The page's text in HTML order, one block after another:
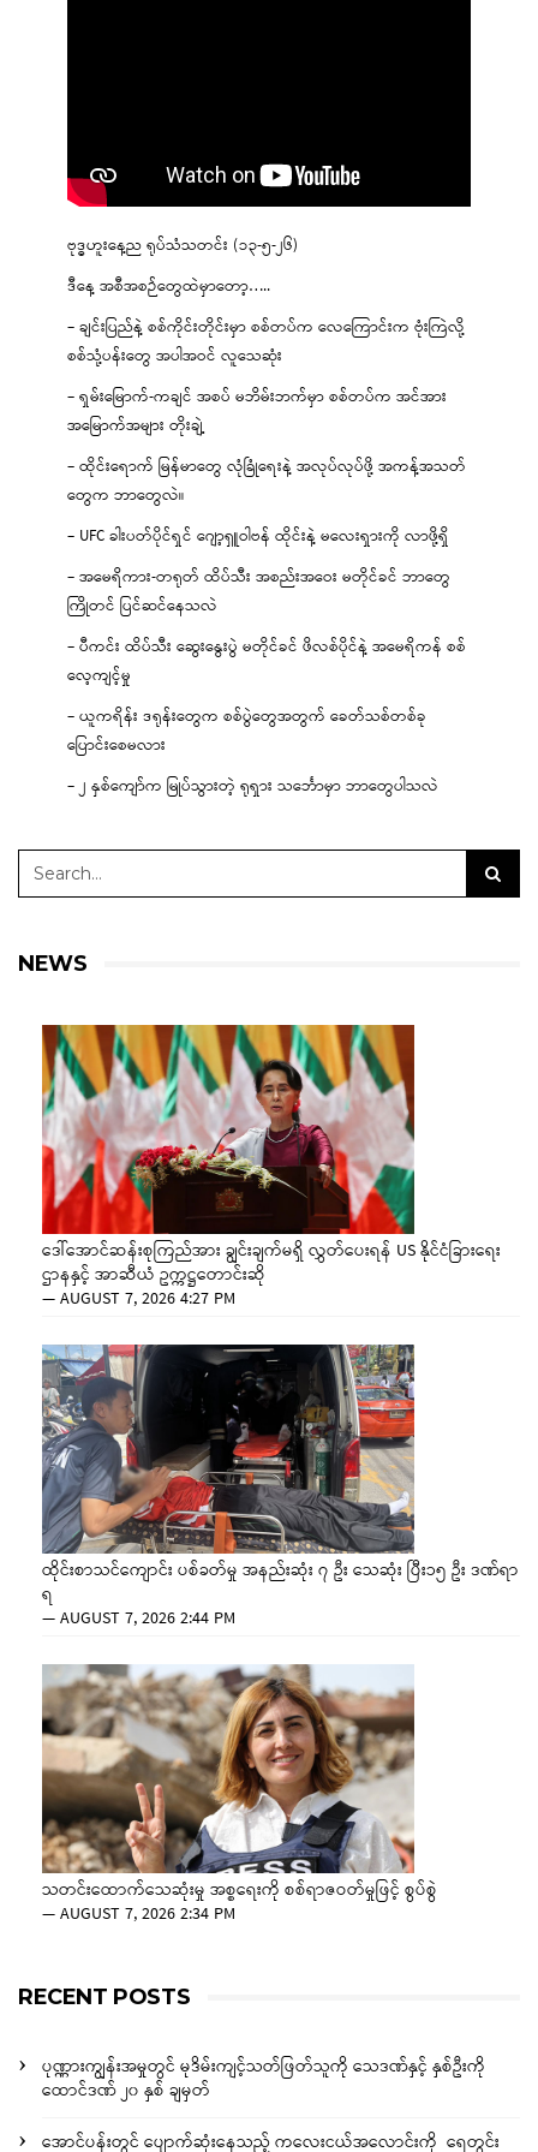
ဗုဒ္ဓဟူးနေ့ည ရုပ်သံသတင်း (၁၃-၅-၂၆)
ဒီနေ့ အစီအစဉ်တွေထဲမှာတော့…..
– ချင်းပြည်နဲ့ စစ်ကိုင်းတိုင်းမှာ စစ်တပ်က လေကြောင်းက ဗုံးကြဲလို့
စစ်သုံ့ပန်းတွေ အပါအဝင် လူသေဆုံး
– ရှမ်းမြောက်-ကချင် အစပ် မဘိမ်းဘက်မှာ စစ်တပ်က အင်အား
အမြောက်အများ တိုးချဲ့
– ထိုင်းရောက် မြန်မာတွေ လုံခြုံရေးနဲ့ အလုပ်လုပ်ဖို့ အကန့်အသတ်
တွေက ဘာတွေလဲ။
– UFC ခါးပတ်ပိုင်ရှင် ဂျော့ရှူဝါဗန် ထိုင်းနဲ့ မလေးရှားကို လာဖို့ရှိ
– အမေရိကား-တရုတ် ထိပ်သီး အစည်းအဝေး မတိုင်ခင် ဘာတွေ
ကြိုတင် ပြင်ဆင်နေသလဲ
– ပီကင်း ထိပ်သီး ဆွေးနွေးပွဲ မတိုင်ခင် ဖိလစ်ပိုင်နဲ့ အမေရိကန် စစ်
လေ့ကျင့်မှု
– ယူကရိန်း ဒရုန်းတွေက စစ်ပွဲတွေအတွက် ခေတ်သစ်တစ်ခု
ပြောင်းစေမလား
– ၂ နှစ်ကျော်က မြုပ်သွားတဲ့ ရုရှား သင်္ဘောမှာ ဘာတွေပါသလဲ
NEWS
ဒေါ်အောင်ဆန်းစုကြည်အား ချွင်းချက်မရှိ လွှတ်ပေးရန် US နိုင်ငံခြားရေး
ဌာနနှင့် အာဆီယံ ဥက္ကဋ္ဌတောင်းဆို
—AUGUST 7, 2026 4:27 PM
ထိုင်းစာသင်ကျောင်း ပစ်ခတ်မှု အနည်းဆုံး ၇ ဦး သေဆုံး ပြီး၁၅ ဦး ဒဏ်ရာ
ရ
—AUGUST 7, 2026 2:44 PM
သတင်းထောက်သေဆုံးမှု အစ္စရေးကို စစ်ရာဇဝတ်မှုဖြင့် စွပ်စွဲ
—AUGUST 7, 2026 2:34 PM
RECENT POSTS
ပုဏ္ဏားကျွန်းအမှုတွင် မုဒိမ်းကျင့်သတ်ဖြတ်သူကို သေဒဏ်နှင့် နှစ်ဦးကို
ထောင်ဒဏ် ၂၀ နှစ် ချမှတ်
အောင်ပန်းတွင် ပျောက်ဆုံးနေသည့် ကလေးငယ်အလောင်းကို ရေတွင်း